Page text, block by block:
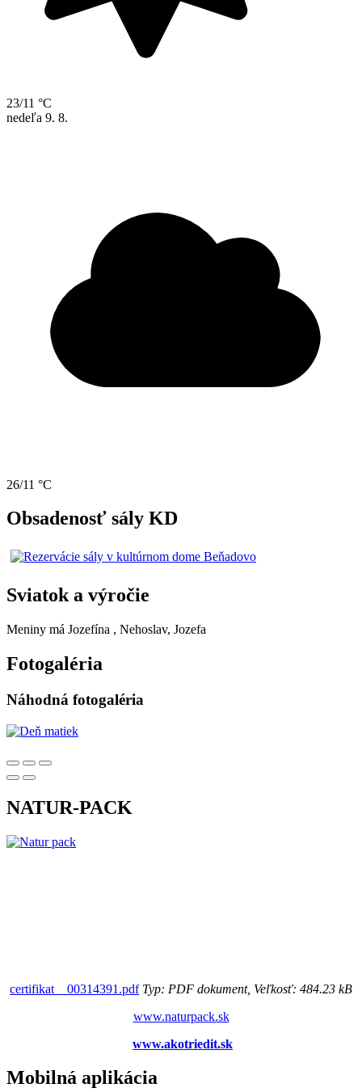
23/11 °C
nedeľa 9. 8.
26/11 °C
Obsadenosť sály KD
Sviatok a výročie
Meniny má Jozefína , Nehoslav, Jozefa
Fotogaléria
Náhodná fotogaléria
NATUR-PACK
certifikat__00314391.pdfTyp: PDF dokument, Veľkosť: 484.23 kB
www.naturpack.sk
www.akotriedit.sk
Mobilná aplikácia